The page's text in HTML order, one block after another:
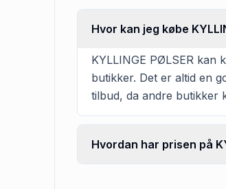
Hvor kan jeg købe
KYLLINGE PØLSER kan
butikker. Det er altid en
tilbud, da andre butikker
Hvordan har prisen på